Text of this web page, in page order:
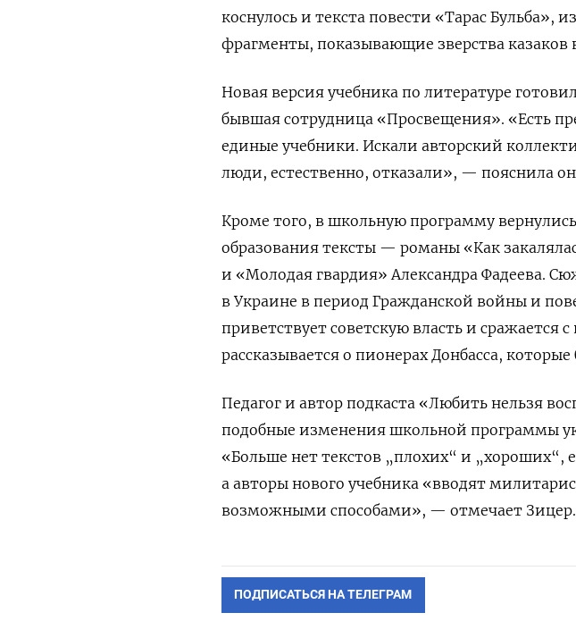
коснулось и текста повести «Тарас Бульба»,
фрагменты, показывающие зверства
Новая версия учебника по литературе
бывшая сотрудница «Просвещения». «Есть
единые учебники. Искали авторский
люди, естественно, отказали», — пояснила
Кроме того, в школьную программу
образования тексты — романы «Как
и «Молодая гвардия» Александра Фадеева.
в Украине в период Гражданской войны и
приветствует советскую власть и
рассказывается о пионерах Донбасса,
Педагог и автор подкаста «Любить нельзя
подобные изменения школьной программы
«Больше нет текстов „плохих“ и „хороших“,
а авторы нового учебника «вводят
возможными способами», — отмечает Зицер.
ПОДПИСАТЬСЯ НА ТЕЛЕГРАМ